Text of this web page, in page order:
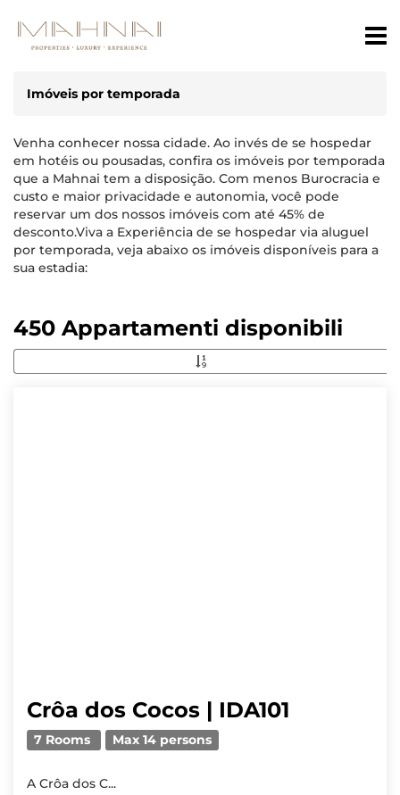
Imóveis por temporada
Venha conhecer nossa cidade. Ao invés de se hospedar
em hotéis ou pousadas, confira os imóveis por temporada
que a Mahnai tem a disposição. Com menos Burocracia e
custo e maior privacidade e autonomia, você pode
reservar um dos nossos imóveis com até 45% de
desconto.Viva a Experiência de se hospedar via aluguel
por temporada, veja abaixo os imóveis disponíveis para a
sua estadia:
450 Appartamenti disponibili
Crôa dos Cocos | IDA101
7 Rooms Max 14 persons
A Crôa dos C...